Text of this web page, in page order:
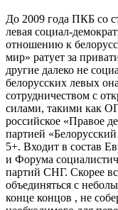
До 2009 года ПКБ со
левая социал-
отношению к
мир» ратует за
другие далеко не
белорусских левых
сотрудничеством с
силами, такими как
российское «Правое
партией
5+. Входит в состав
и Форума
партий СНГ. Скорее
объединяться с
конце концов , не